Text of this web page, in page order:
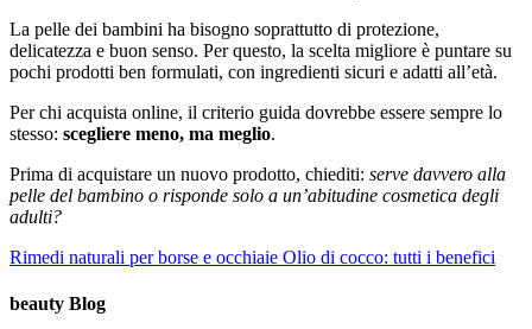
La pelle dei bambini ha bisogno soprattutto di protezione,
delicatezza e buon senso. Per questo, la scelta migliore è puntare su
pochi prodotti ben formulati, con ingredienti sicuri e adatti all’età.
Per chi acquista online, il criterio guida dovrebbe essere sempre lo
stesso: scegliere meno, ma meglio.
Prima di acquistare un nuovo prodotto, chiediti: serve davvero alla
pelle del bambino o risponde solo a un’abitudine cosmetica degli
adulti?
Rimedi naturali per borse e occhiaie Olio di cocco: tutti i benefici
beauty Blog